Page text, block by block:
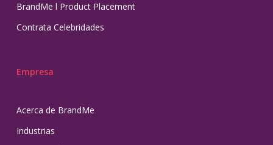
BrandMe l Product Placement
Contrata Celebridades
Empresa
Acerca de BrandMe
Industrias